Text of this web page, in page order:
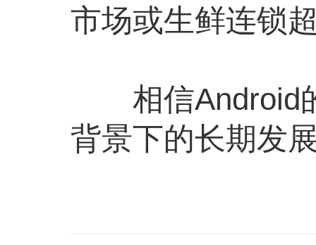
市场或生鲜连锁
相信Android的
背景下的长期发